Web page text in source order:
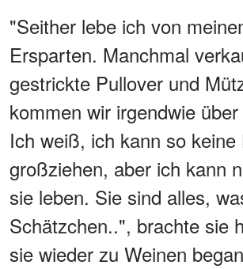
"Seither lebe ich von
Ersparten. Manchmal
gestrickte Pullover und
kommen wir irgendwie
Ich weiß, ich kann so keine
großziehen, aber ich kann
sie leben. Sie sind alles,
Schätzchen..", brachte sie
sie wieder zu Weinen